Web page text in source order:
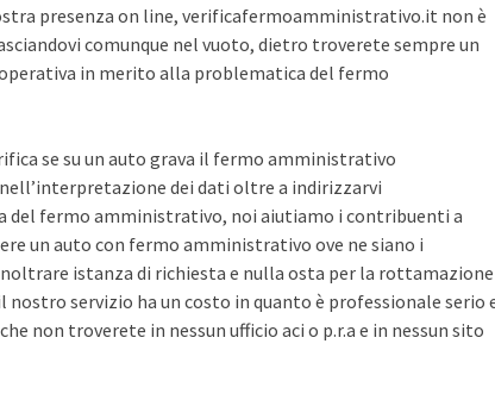
presenza on line, verificafermoamministrativo.it non è
comunque nel vuoto, dietro troverete sempre un
in merito alla problematica del fermo
se su un auto grava il fermo amministrativo
dei dati oltre a indirizzarvi
del fermo amministrativo, noi aiutiamo i contribuenti a
un auto con fermo amministrativo ove ne siano i
istanza di richiesta e nulla osta per la rottamazione
servizio ha un costo in quanto è professionale serio
non troverete in nessun ufficio aci o p.r.a e in nessun sito